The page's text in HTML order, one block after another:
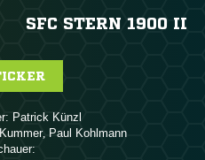
SFC STERN 1900 II
 
,  